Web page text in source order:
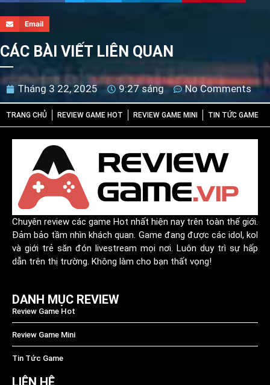
Email
CÁC BÀI VIẾT LIÊN QUAN
Tháng 3 22, 2025 9:27 sáng No Comments
TRANG CHỦ REVIEW GAME HOT REVIEW GAME MINI TIN TỨC GAME
Chuyên review các game Hot nhất hiện nay trên toàn thế giới.
Đảm bảo tầm nhìn khách quan. Game đang được các idol, kol
và giới trẻ săn đón livestream mọi nơi. Luôn duy trì sự hấp
dẫn trên thị trường. Không làm cho bạn thất vọng!
DANH MỤC REVIEW
Review Game Hot
Review Game Mini
Tin Tức Game